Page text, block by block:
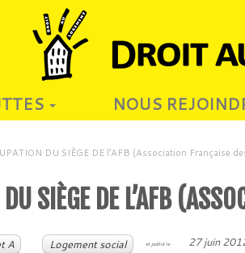
NOUS
DU SIÈGE DE l’AFB (Association Française
SIÈGE DE L’AFB
A Logement social et publié le 27 juin